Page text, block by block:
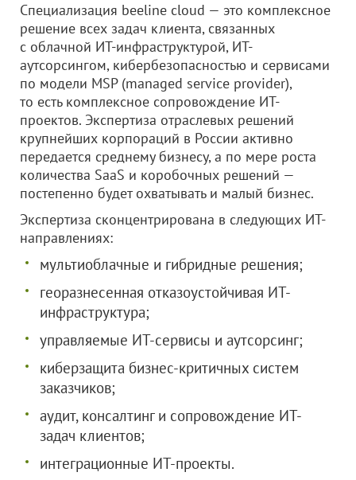
Специализация beeline cloud — это комплексное
решение всех задач клиента, связанных
с облачной ИТ-инфраструктурой, ИТ-
аутсорсингом, кибербезопасностью и сервисами
по модели MSP (managed service provider),
то есть комплексное сопровождение ИТ-
проектов. Экспертиза отраслевых решений
крупнейших корпораций в России активно
передается среднему бизнесу, а по мере роста
количества SaaS и коробочных решений —
постепенно будет охватывать и малый бизнес.
Экспертиза сконцентрирована в следующих ИТ-
направлениях:
мультиоблачные и гибридные решения;
георазнесенная отказоустойчивая ИТ-
инфраструктура;
управляемые ИТ-сервисы и аутсорсинг;
киберзащита бизнес-критичных систем
заказчиков;
аудит, консалтинг и сопровождение ИТ-
задач клиентов;
интеграционные ИТ-проекты.